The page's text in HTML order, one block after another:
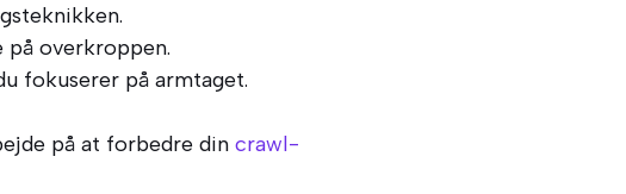
på overkroppen.
fokuserer på armtaget.
på at forbedre din crawl-